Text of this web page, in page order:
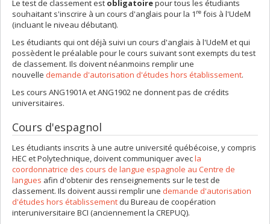
Le test de classement est obligatoirepour tous les étudiants
souhaitant s'inscrire à un cours d'anglais pour la 1 re fois à l'UdeM
(incluant le niveau débutant).
Les étudiants qui ont déjà suivi un cours d'anglais à l'UdeM et qui
possèdent le préalable pour le cours suivant sont exempts du test
de classement. Ils doivent néanmoins remplir une
nouvelle demande d'autorisation d'études hors établissement.
Les cours ANG1901A et ANG1902 ne donnent pas de crédits
universitaires.
Cours d'espagnol
Les étudiants inscrits à une autre université québécoise, y compris
HEC et Polytechnique, doivent communiquer avecla
coordonnatrice des cours de langue espagnole au Centre de
langues afin d'obtenir des renseignements sur le test de
classement. Ils doivent aussi remplir une demande d'autorisation
d'études hors établissement du Bureau de coopération
interuniversitaire BCI (anciennement la CREPUQ).